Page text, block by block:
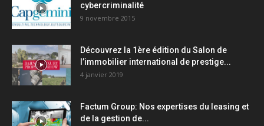
cybercriminalité
9 novembre 2015
Découvrez la 1ère édition du Salon de
l’immobilier international de prestige...
4 janvier 2019
Factum Group: Nos expertises du leasing et
de la gestion de...